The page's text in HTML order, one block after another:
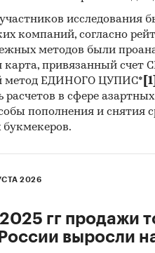
исследования
компаний, согласно
методов были
карта, привязанный
метод ЕДИНОГО ЦУПИС* [1]
расчетов в сфере
пополнения и снятия
букмекеров.
2026
гг продажи
выросли